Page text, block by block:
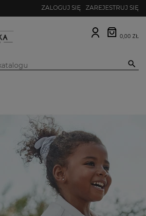
ZALOGUJ SIĘ ZAREJESTRUJ SIĘ

0,00 ZŁ